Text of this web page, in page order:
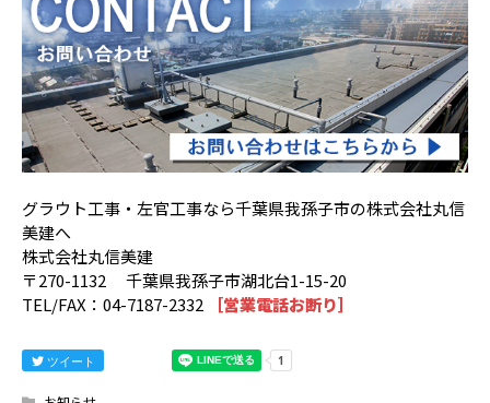
グラウト工事・左官工事なら千葉県我孫子市の株式会社丸信
美建へ
株式会社丸信美建
〒270-1132 千葉県我孫子市湖北台1-15-20
TEL/FAX：04-7187-2332
［営業電話お断り］
ツイート